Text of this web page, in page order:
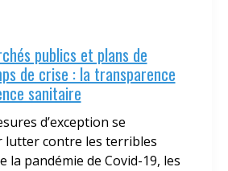
publics et plans de
de crise : la transparence
sanitaire
d’exception se
contre les terribles
la pandémie de Covid-19, les